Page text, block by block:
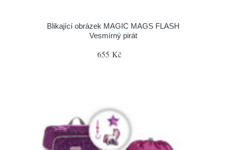
Blikající obrázek MAGIC MAGS FLASH
Vesmírný pirát
655 Kč